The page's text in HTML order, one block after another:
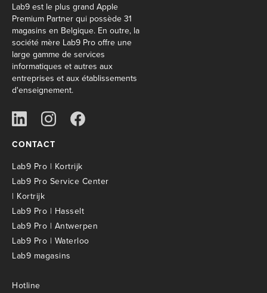
Lab9 est le plus grand Apple
Premium Partner qui possède 31
magasins en Belgique. En outre, la
société mère Lab9 Pro offre une
large gamme de services
informatiques et autres aux
entreprises et aux établissements
d'enseignement.
CONTACT
Lab9 Pro | Kortrijk
Lab9 Pro Service Center
| Kortrijk
Lab9 Pro | Hasselt
Lab9 Pro | Antwerpen
Lab9 Pro | Waterloo
Lab9 magasins
Hotline